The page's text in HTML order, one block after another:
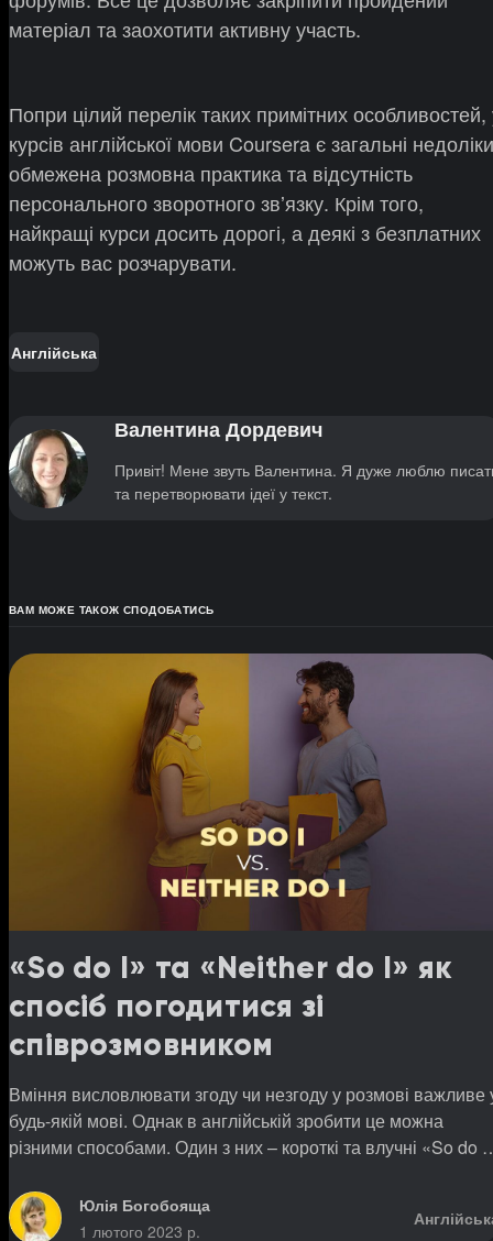
матеріал та заохотити активну участь.
Попри цілий перелік таких примітних особливостей,
курсів англійської мови Coursera є загальні
обмежена розмовна практика та відсутність
персонального зворотного звʼязку. Крім того,
найкращі курси досить дорогі, а деякі з безплатних
можуть вас розчарувати.
Англійська
Валентина Дордевич
Привіт! Мене звуть Валентина. Я дуже люблю
та перетворювати ідеї у текст.
ВАМ МОЖЕ ТАКОЖ СПОДОБАТИСЬ
«So do I» та «Neither do I» як
спосіб погодитися зі
співрозмовником
Вміння висловлювати згоду чи незгоду у розмові важливе
будь-якій мові. Однак в англійській зробити це можна
різними способами. Один з них – короткі та влучні «So do
Юлія Богобояща
1 лютого 2023 р.